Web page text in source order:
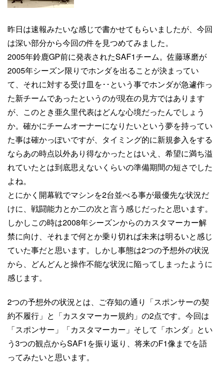
昨日は速報みたいな感じで書かせてもらいましたが、今回
は深い部分から今回の件を見つめてみました。
2005年鈴鹿GP前に発表されたSAF1チーム。佐藤琢磨が
2005年シーズン限りでホンダを出ることが決まってい
て、それに対する受け皿を･･という事でホンダが急遽作っ
た新チームであったというのが現在の見方ではあります
が、このとき亜久里代表はどんな心境だったんでしょう
か。確かにチームオーナーになりたいという夢を持ってい
た事は確かっぽいですが、タイミング的に新規参入をする
ならあの時点以外あり得なかったとはいえ、希望に満ち溢
れていたとは到底思えないくらいの準備期間の短さでした
よね。
とにかく開幕戦でマシンを2台並べる事が最優先な状況だ
けに、戦闘能力とか二の次と言う感じだったと思います。
しかしこの時は2008年シーズンからのカスタマーカー解
禁に向け、それまで何とか乗り切れば未来は明るいと感じ
ていた事だと思います。しかし事態は2つの予想外の状況
から、どんどんと操作不能な状況に陥ってしまったように
感じます。
2つの予想外の状況とは、ご存知の通り「スポンサーの契
約不履行」と「カスタマーカー規約」の2点です。今回は
「スポンサー」「カスタマーカー」そして「ホンダ」とい
う3つの観点からSAF1を振り返り、将来のF1像までを語
ってみたいと思います。